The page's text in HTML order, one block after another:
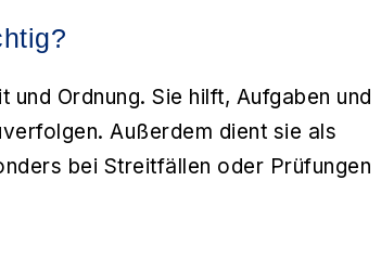
und Ordnung. Sie hilft, Aufgaben und
Außerdem dient sie als
bei Streitfällen oder Prüfungen